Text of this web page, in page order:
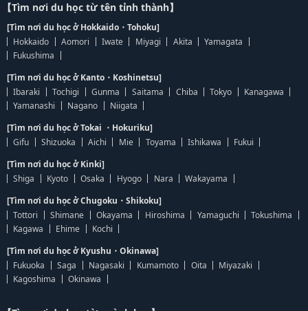
【Tìm nơi du học từ tên tỉnh thành】
[Tìm nơi du học ở Hokkaido・Tohoku]
Hokkaido
Aomori Iwate Miyagi Akita
Yamagata
Fukushima
[Tìm nơi du học ở Kanto・Koshinetsu]
Ibaraki
Tochigi Gunma Saitama Chiba Tokyo
Kanagawa
Yamanashi
Nagano
Niigata
[Tìm nơi du học ở Tokai ・Hokuriku]
Gifu
Shizuoka Aichi Mie Toyama Ishikawa
Fukui
[Tìm nơi du học ở Kinki]
Shiga
Kyoto Osaka Hyogo Nara
Wakayama
[Tìm nơi du học ở Chugoku・Shikoku]
Tottori
Shimane Okayama Hiroshima Yamaguchi
Tokushima
Kagawa
Ehime
Kochi
[Tìm nơi du học ở Kyushu・Okinawa]
Fukuoka
Saga Nagasaki Kumamoto Oita
Miyazaki
Kagoshima
Okinawa